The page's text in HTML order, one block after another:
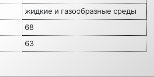
жидкие и газообразные среды
68
63